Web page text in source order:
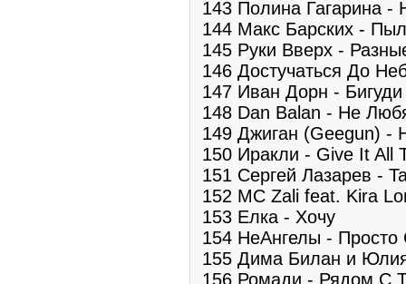
143 Полина Гагарина -
144 Макс Барских -
145 Руки Вверх -
146 Достучаться До
147 Иван Дорн - Бигуди
148 Dan Balan - Не
149 Джиган (Geegun) -
150 Иракли - Give It All
151 Сергей Лазарев -
152 MC Zali feat. Kira
153 Елка - Хочу
154 НеАнгелы -
155 Дима Билан и
156 Ромади - Рядом С